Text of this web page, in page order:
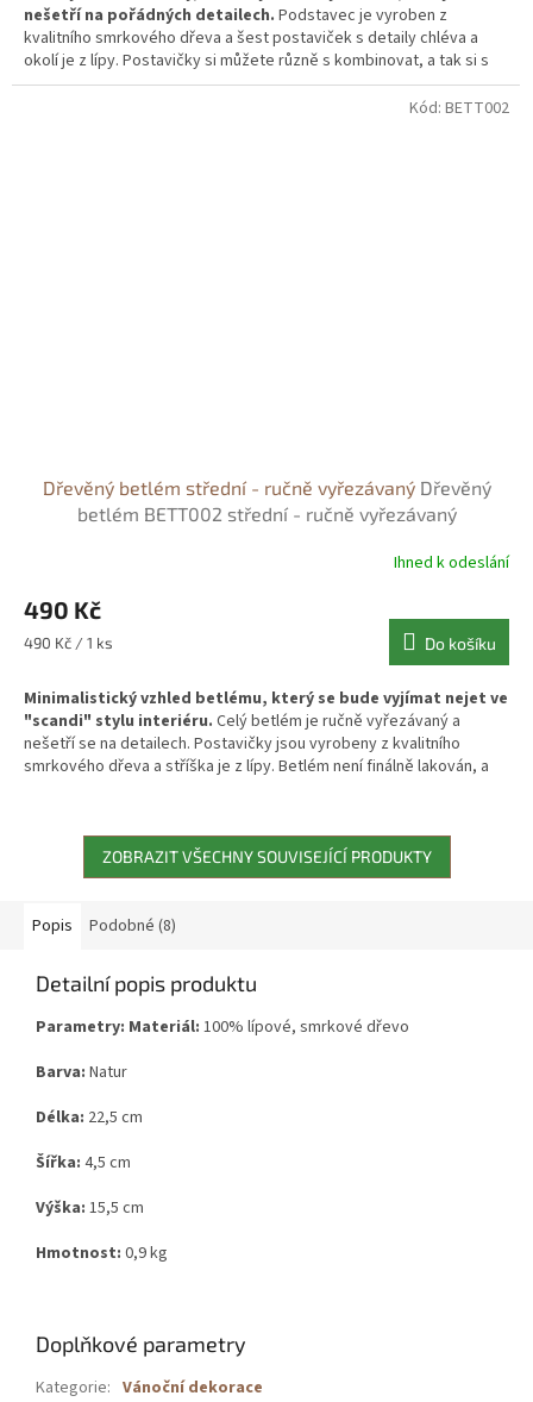
nešetří na pořádných detailech. Podstavec je vyroben z
kvalitního smrkového dřeva a šest postaviček s detaily chléva a
okolí je z lípy. Postavičky si můžete různě s kombinovat, a tak si s
nimi mohou vyhrát i děti. Možností je dobarvení betlému doma dle
Vašeho vkusu. Samozřejmostí je zdravotní nezávadnost.
Dřevěný betlém střední - ručně vyřezávaný Dřevěný
betlém BETT002 střední - ručně vyřezávaný
Ihned k odeslání
490 Kč
Měrná
490 Kč / 1 ks Do košíku
Minimalistický vzhled betlému, který se bude vyjímat nejet ve
"scandi" stylu interiéru. Celý betlém je ručně vyřezávaný a
nešetří se na detailech. Postavičky jsou vyrobeny z kvalitního
smrkového dřeva a stříška je z lípy. Betlém není finálně lakován, a
Kód: BETT002
ZOBRAZIT VŠECHNY SOUVISEJÍCÍ PRODUKTY
Popis Podobné (8)
Detailní popis produktu
Parametry: Materiál: 100% lípové, smrkové dřevo
Barva: Natur
Délka: 22,5 cm
Šířka: 4,5 cm
Výška: 15,5 cm
Hmotnost: 0,9 kg
Doplňkové parametry
Kategorie: Vánoční dekorace